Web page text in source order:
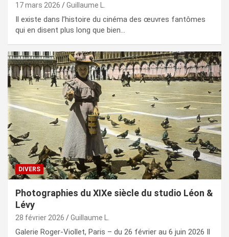
17 mars 2026 Guillaume L.
Il existe dans l’histoire du cinéma des œuvres fantômes
qui en disent plus long que bien…
DIVERS
Photographies du XIXe siècle du studio Léon &
Lévy
28 février 2026 Guillaume L.
Galerie Roger-Viollet, Paris – du 26 février au 6 juin 2026 Il